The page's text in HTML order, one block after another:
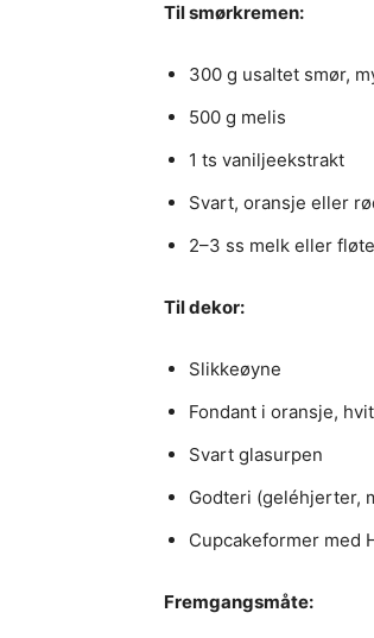
Til smørkremen:
300 g usaltet smør,
500 g melis
1 ts vaniljeekstrakt
Svart, oransje eller
2–3 ss melk eller
Til dekor:
Slikkeøyne
Fondant i oransje,
Svart glasurpen
Godteri (geléhjerter,
Cupcakeformer med
Fremgangsmåte: